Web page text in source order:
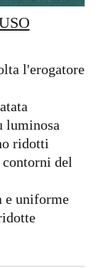
l'erogatore
luminosa
ridotti
contorni del
e uniforme